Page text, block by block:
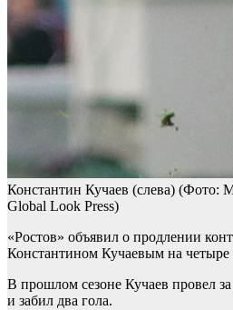
Константин Кучаев (слева) (Фото:
Global Look Press)
«Ростов» объявил о продлении
Константином Кучаевым на четыре
В прошлом сезоне Кучаев провел
и забил два гола.